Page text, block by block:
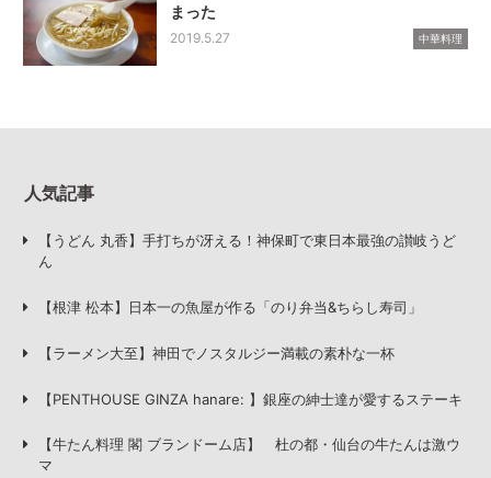
まった
2019.5.27 中華料理
人気記事
【うどん 丸香】手打ちが冴える！神保町で東日本最強の讃岐うど
ん
【根津 松本】日本一の魚屋が作る「のり弁当&ちらし寿司」
【ラーメン大至】神田でノスタルジー満載の素朴な一杯
【PENTHOUSE GINZA hanare: 】銀座の紳士達が愛するステーキ
【牛たん料理 閣 ブランドーム店】 杜の都・仙台の牛たんは激ウ
マ